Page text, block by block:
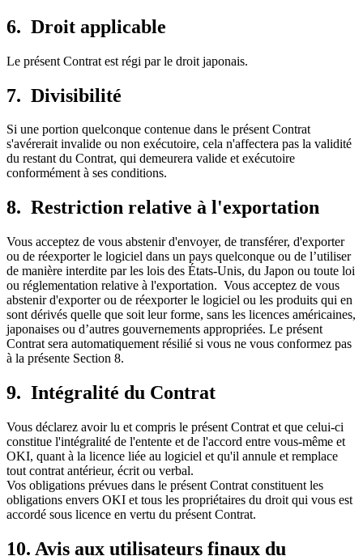
6. Droit applicable
Le présent Contrat est régi par le droit japonais.
7. Divisibilité
Si une portion quelconque contenue dans le présent Contrat
s'avérerait invalide ou non exécutoire, cela n'affectera pas la validité
du restant du Contrat, qui demeurera valide et exécutoire
conformément à ses conditions.
8. Restriction relative à l'exportation
Vous acceptez de vous abstenir d'envoyer, de transférer, d'exporter
ou de réexporter le logiciel dans un pays quelconque ou de l’utiliser
de manière interdite par les lois des États-Unis, du Japon ou toute loi
ou réglementation relative à l'exportation. Vous acceptez de vous
abstenir d'exporter ou de réexporter le logiciel ou les produits qui en
sont dérivés quelle que soit leur forme, sans les licences américaines,
japonaises ou d’autres gouvernements appropriées. Le présent
Contrat sera automatiquement résilié si vous ne vous conformez pas
à la présente Section 8.
9. Intégralité du Contrat
Vous déclarez avoir lu et compris le présent Contrat et que celui-ci
constitue l'intégralité de l'entente et de l'accord entre vous-même et
OKI, quant à la licence liée au logiciel et qu'il annule et remplace
tout contrat antérieur, écrit ou verbal.
Vos obligations prévues dans le présent Contrat constituent les
obligations envers OKI et tous les propriétaires du droit qui vous est
accordé sous licence en vertu du présent Contrat.
10. Avis aux utilisateurs finaux du